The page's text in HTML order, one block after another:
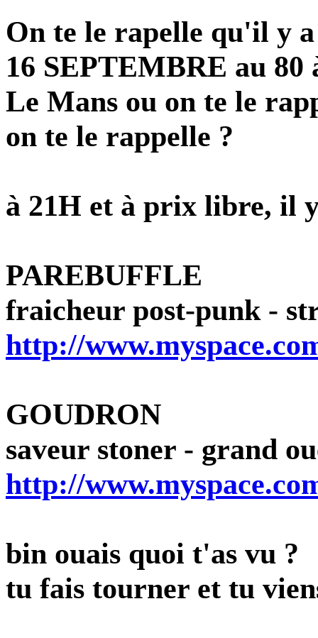
On te le rapelle qu'il y
16 SEPTEMBRE au 80
Le Mans ou on te le
on te le rappelle ?
à 21H et à prix libre, il
PAREBUFFLE
fraicheur post-punk -
http://
GOUDRON
saveur stoner - grand
http://
bin ouais quoi t'as vu ?
tu fais tourner et tu